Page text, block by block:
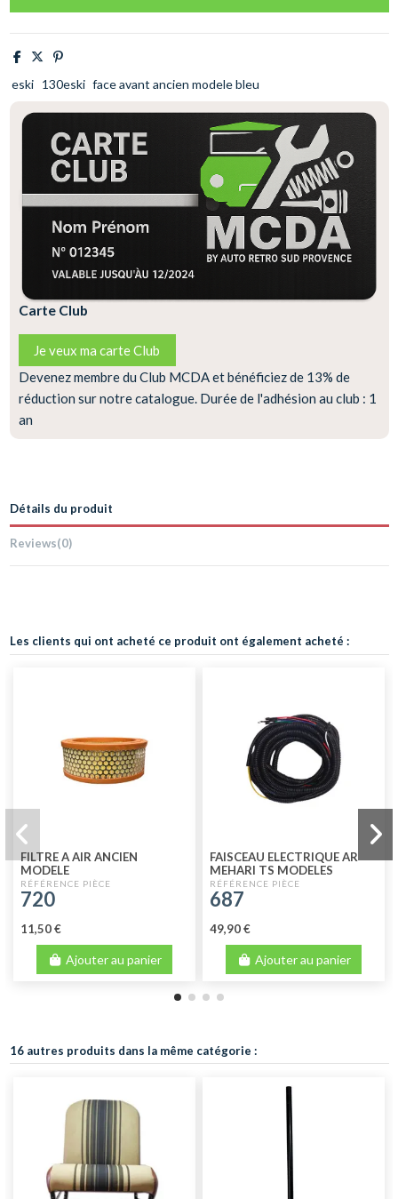
eski 130eski face avant ancien modele bleu
Carte Club
Je veux ma carte Club
Devenez membre du Club MCDA et bénéficiez de 13% de
réduction sur notre catalogue. Durée de l'adhésion au club : 1
an
Détails du produit
Reviews(0)
Les clients qui ont acheté ce produit ont également acheté :
FILTRE A AIR ANCIEN
MODELE
720
11,50 €
Ajouter au panier
FAISCEAU ELECTRIQUE AR
MEHARI TS MODELES
687
49,90 €
Ajouter au panier
16 autres produits dans la même catégorie :